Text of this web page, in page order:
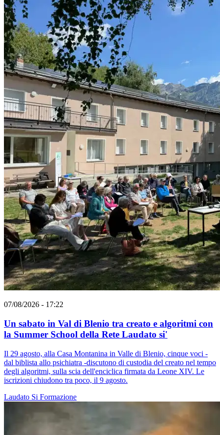
07/08/2026 - 17:22
Un sabato in Val di Blenio tra creato e algoritmi con
la Summer School della Rete Laudato si'
Il 29 agosto, alla Casa Montanina in Valle di Blenio, cinque voci -
dal biblista allo psichiatra -discutono di custodia del creato nel tempo
degli algoritmi, sulla scia dell'enciclica firmata da Leone XIV. Le
iscrizioni chiudono tra poco, il 9 agosto.
Laudato Si Formazione